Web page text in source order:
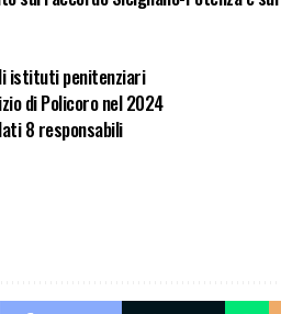
istituti penitenziari
di Policoro nel 2024
8 responsabili